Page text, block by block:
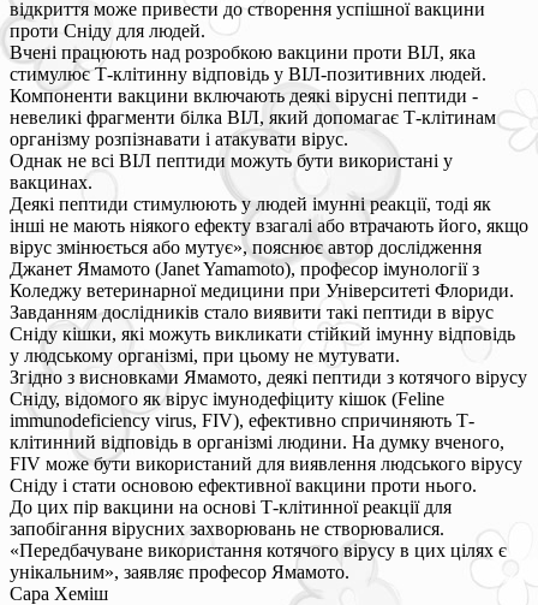
відкриття може привести до створення успішної вакцини
проти Сніду для людей.
Вчені працюють над розробкою вакцини проти ВІЛ, яка
стимулює Т-клітинну відповідь у ВІЛ-позитивних людей.
Компоненти вакцини включають деякі вірусні пептиди -
невеликі фрагменти білка ВІЛ, який допомагає Т-клітинам
організму розпізнавати і атакувати вірус.
Однак не всі ВІЛ пептиди можуть бути використані у
вакцинах.
Деякі пептиди стимулюють у людей імунні реакції, тоді як
інші не мають ніякого ефекту взагалі або втрачають його, якщо
вірус змінюється або мутує», пояснює автор дослідження
Джанет Ямамото (Janet Yamamoto), професор імунології з
Коледжу ветеринарної медицини при Університеті Флориди.
Завданням дослідників стало виявити такі пептиди в вірус
Сніду кішки, які можуть викликати стійкий імунну відповідь
у людському організмі, при цьому не мутувати.
Згідно з висновками Ямамото, деякі пептиди з котячого вірусу
Сніду, відомого як вірус імунодефіциту кішок (Feline
immunodeficiency virus, FIV), ефективно спричиняють Т-
клітинний відповідь в організмі людини. На думку вченого,
FIV може бути використаний для виявлення людського вірусу
Сніду і стати основою ефективної вакцини проти нього.
До цих пір вакцини на основі Т-клітинної реакції для
запобігання вірусних захворювань не створювалися.
«Передбачуване використання котячого вірусу в цих цілях є
унікальним», заявляє професор Ямамото.
Сара Хеміш